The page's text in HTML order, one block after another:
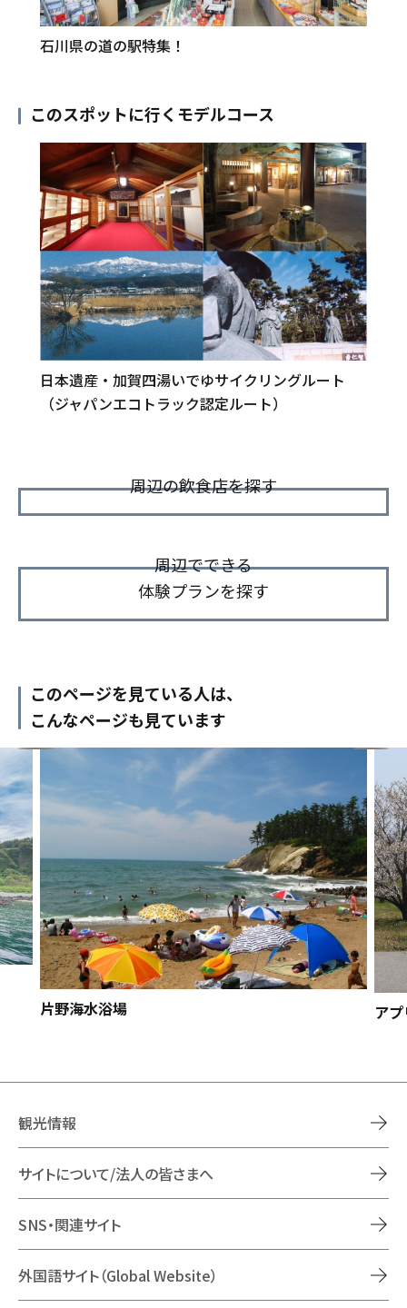
石川県の道の駅特集！
このスポットに行くモデルコース
日本遺産・加賀四湯いでゆサイクリングルート
（ジャパンエコトラック認定ルート）
周辺の飲食店を探す
周辺でできる
体験プランを探す
このページを見ている人は、
こんなページも見ています
片野海水浴場 ア
観光情報
サイトについて/法人の皆さまへ
SNS・関連サイト
外国語サイト（Global Website）